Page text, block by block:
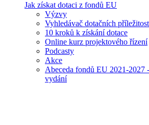
Jak získat dotaci z fondů EU
Výzvy
Vyhledávač dotačních
10 kroků k získání dotace
Online kurz projektového řízení
Podcasty
Akce
Abeceda fondů EU 2021-2027
vydání